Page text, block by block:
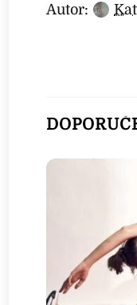
Autor: